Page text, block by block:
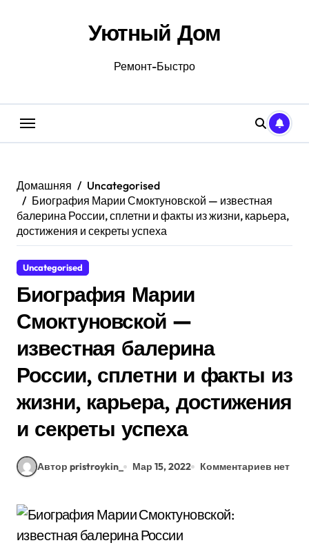
Уютный Дом
Ремонт-Быстро
Домашняя
Uncategorised
Биография Марии Смоктуновской — известная
балерина России, сплетни и факты из жизни, карьера,
достижения и секреты успеха
Uncategorised
Биография Марии
Смоктуновской —
известная балерина
России, сплетни и факты из
жизни, карьера, достижения
и секреты успеха
Автор pristroykin_ Мар 15, 2022 Комментариев нет